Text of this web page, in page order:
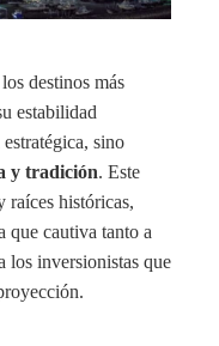
destinos más
estabilidad
sino
y tradición. Este
raíces históricas,
que cautiva tanto a
los inversionistas que